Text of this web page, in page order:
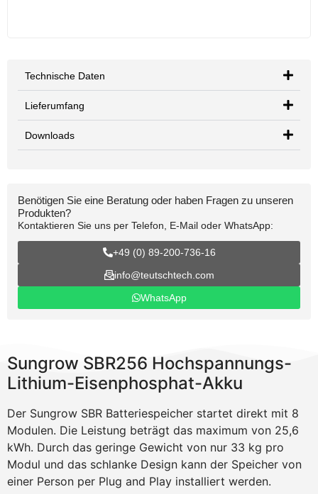
Technische Daten
Lieferumfang
Downloads
Benötigen Sie eine Beratung oder haben Fragen zu unseren
Produkten?
Kontaktieren Sie uns per Telefon, E-Mail oder WhatsApp:
+49 (0) 89-200-736-16
info@teutschtech.com
WhatsApp
Sungrow SBR256 Hochspannungs-
Lithium-Eisenphosphat-Akku
Der Sungrow SBR Batteriespeicher startet direkt mit 8
Modulen. Die Leistung beträgt das maximum von 25,6
kWh. Durch das geringe Gewicht von nur 33 kg pro
Modul und das schlanke Design kann der Speicher von
einer Person per Plug and Play installiert werden.